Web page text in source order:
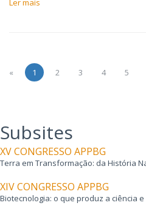
Ler mais
« 1 2 3 4 5
Subsites
XV CONGRESSO APPBG
Terra em Transformação: da História
XIV CONGRESSO APPBG
Biotecnologia: o que produz a ciência